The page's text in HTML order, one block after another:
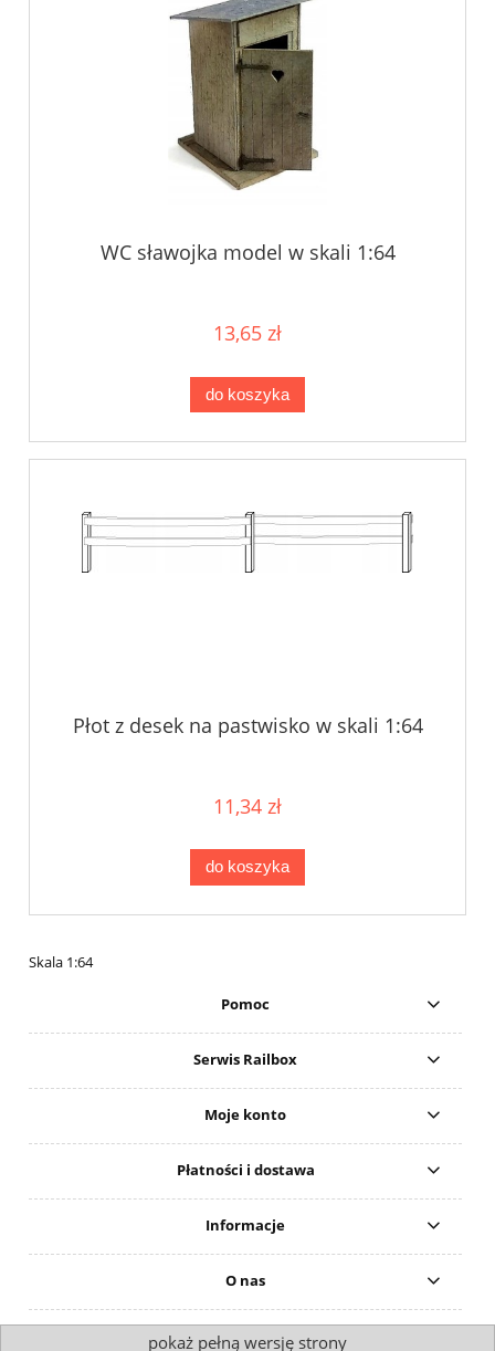
WC sławojka model w skali 1:64
13,65 zł
do koszyka
Płot z desek na pastwisko w skali 1:64
11,34 zł
do koszyka
Skala 1:64
Pomoc
Serwis Railbox
Moje konto
Płatności i dostawa
Informacje
O nas
pokaż pełną wersję strony